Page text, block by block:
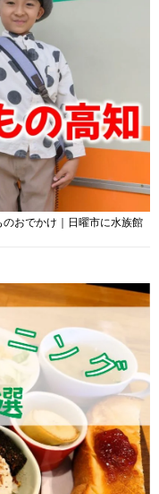
のおでかけ｜日曜市に水族館